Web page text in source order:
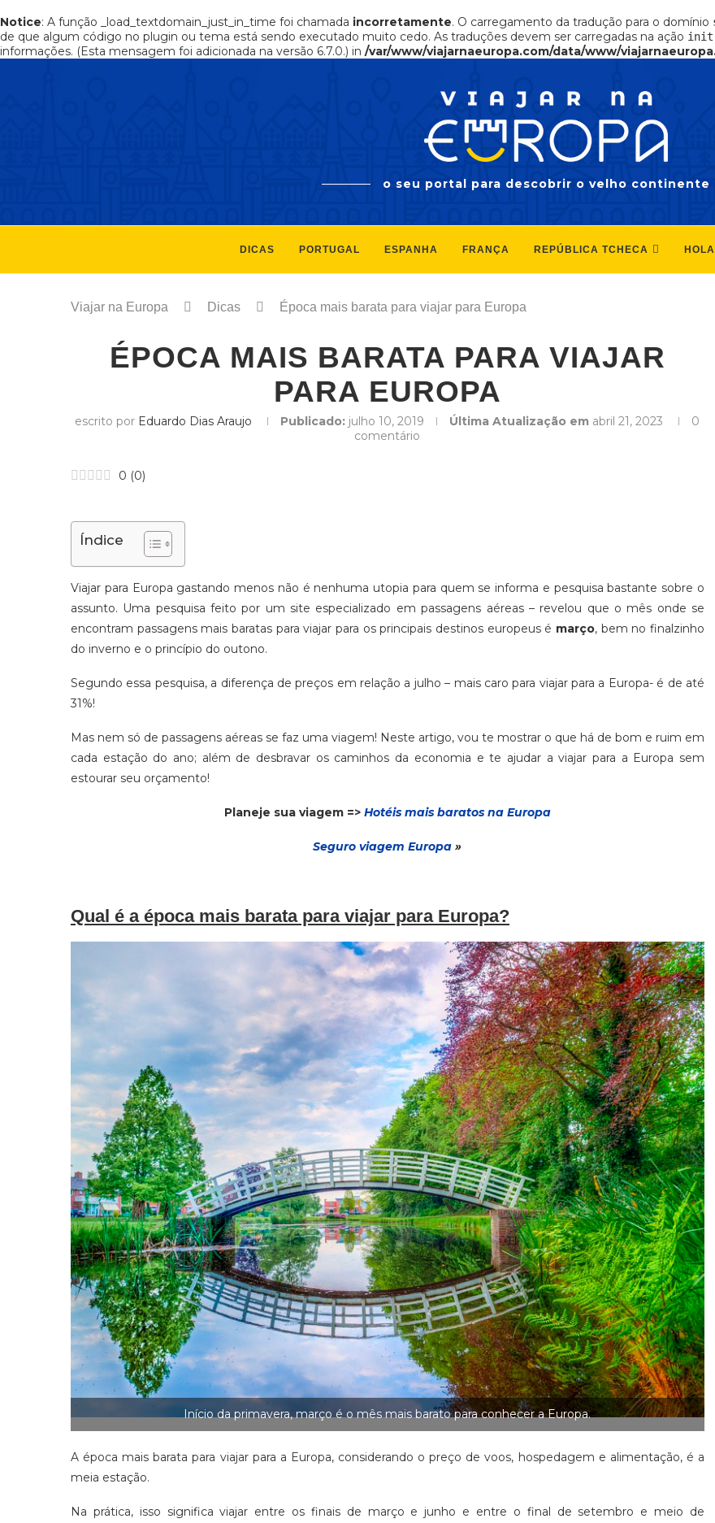
Notice: A função _load_textdomain_just_in_time foi chamada incorretamente. O carregamento da tradução para o domínio
de que algum código no plugin ou tema está sendo executado muito cedo. As traduções devem ser carregadas na ação init
informações. (Esta mensagem foi adicionada na versão 6.7.0.) in /var/www/viajarnaeuropa.com/data/www/
o seu portal para descobrir o velho continente
DICAS PORTUGAL ESPANHA FRANÇA REPÚBLICA TCHECA
Viajar na Europa Dicas Época mais barata para viajar para Europa
ÉPOCA MAIS BARATA PARA VIAJAR
PARA EUROPA
escrito por Eduardo Dias Araujo Publicado: julho 10, 2019 Última Atualização em abril 21, 2023
0
comentário
0 (0)
Índice
Viajar para Europa gastando menos não é nenhuma utopia para quem se informa e pesquisa bastante sobre o
assunto. Uma pesquisa feito por um site especializado em passagens aéreas – revelou que o mês onde se
encontram passagens mais baratas para viajar para os principais destinos europeus é março, bem no finalzinho
do inverno e o princípio do outono.
Segundo essa pesquisa, a diferença de preços em relação a julho – mais caro para viajar para a Europa- é de até
31%!
Mas nem só de passagens aéreas se faz uma viagem! Neste artigo, vou te mostrar o que há de bom e ruim em
cada estação do ano; além de desbravar os caminhos da economia e te ajudar a viajar para a Europa sem
estourar seu orçamento!
Planeje sua viagem => Hotéis mais baratos na Europa
Seguro viagemEuropa »
Qual é a época mais barata para viajar para Europa?
Início da primavera, março é o mês mais barato para conhecer a Europa.
A época mais barata para viajar para a Europa, considerando o preço de voos, hospedagem e alimentação, é a
meia estação.
Na prática, isso significa viajar entre os finais de março e junho e entre o final de setembro e meio de